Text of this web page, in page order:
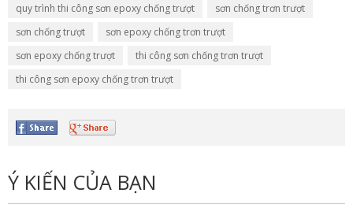
quy trình thi công sơn epoxy chống trượt
sơn chống trơn trượt
sơn chống trượt
sơn epoxy chống trơn trượt
sơn epoxy chống trượt
thi công sơn chống trơn trượt
thi công sơn epoxy chống trơn trượt
Ý KIẾN CỦA BẠN